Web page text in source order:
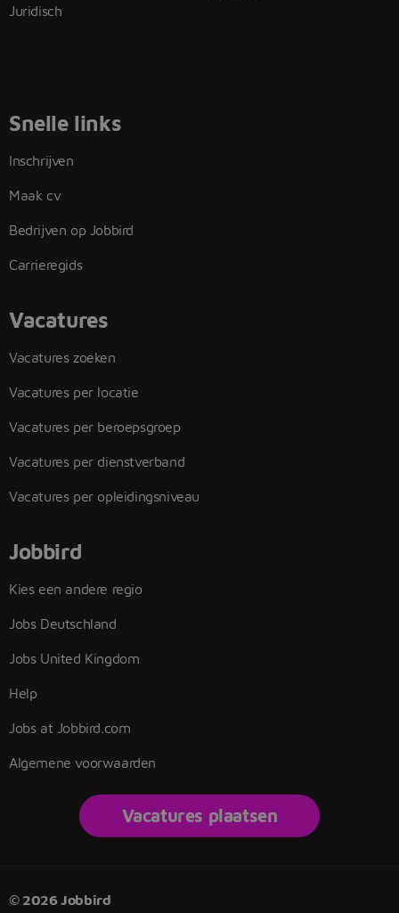
Juridisch
Snelle links
Inschrijven
Maak cv
Bedrijven op Jobbird
Carrieregids
Vacatures
Vacatures zoeken
Vacatures per locatie
Vacatures per beroepsgroep
Vacatures per dienstverband
Vacatures per opleidingsniveau
Jobbird
Kies een andere regio
Jobs Deutschland
Jobs United Kingdom
Help
Jobs at Jobbird.com
Algemene voorwaarden
Vacatures plaatsen
© 2026 Jobbird